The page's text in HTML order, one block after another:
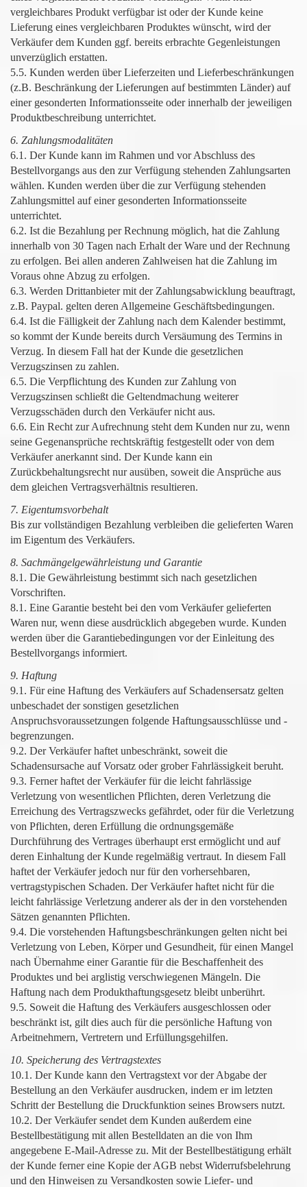
vergleichbares Produkt verfügbar ist oder der Kunde keine
Lieferung eines vergleichbaren Produktes wünscht, wird der
Verkäufer dem Kunden ggf. bereits erbrachte Gegenleistungen
unverzüglich erstatten.
5.5. Kunden werden über Lieferzeiten und Lieferbeschränkungen
(z.B. Beschränkung der Lieferungen auf bestimmten Länder) auf
einer gesonderten Informationsseite oder innerhalb der jeweiligen
Produktbeschreibung unterrichtet.
6. Zahlungsmodalitäten
6.1. Der Kunde kann im Rahmen und vor Abschluss des
Bestellvorgangs aus den zur Verfügung stehenden Zahlungsarten
wählen. Kunden werden über die zur Verfügung stehenden
Zahlungsmittel auf einer gesonderten Informationsseite
unterrichtet.
6.2. Ist die Bezahlung per Rechnung möglich, hat die Zahlung
innerhalb von 30 Tagen nach Erhalt der Ware und der Rechnung
zu erfolgen. Bei allen anderen Zahlweisen hat die Zahlung im
Voraus ohne Abzug zu erfolgen.
6.3. Werden Drittanbieter mit der Zahlungsabwicklung beauftragt,
z.B. Paypal. gelten deren Allgemeine Geschäftsbedingungen.
6.4. Ist die Fälligkeit der Zahlung nach dem Kalender bestimmt,
so kommt der Kunde bereits durch Versäumung des Termins in
Verzug. In diesem Fall hat der Kunde die gesetzlichen
Verzugszinsen zu zahlen.
6.5. Die Verpflichtung des Kunden zur Zahlung von
Verzugszinsen schließt die Geltendmachung weiterer
Verzugsschäden durch den Verkäufer nicht aus.
6.6. Ein Recht zur Aufrechnung steht dem Kunden nur zu, wenn
seine Gegenansprüche rechtskräftig festgestellt oder von dem
Verkäufer anerkannt sind. Der Kunde kann ein
Zurückbehaltungsrecht nur ausüben, soweit die Ansprüche aus
dem gleichen Vertragsverhältnis resultieren.
7. Eigentumsvorbehalt
Bis zur vollständigen Bezahlung verbleiben die gelieferten Waren
im Eigentum des Verkäufers.
8. Sachmängelgewährleistung und Garantie
8.1. Die Gewährleistung bestimmt sich nach gesetzlichen
Vorschriften.
8.1. Eine Garantie besteht bei den vom Verkäufer gelieferten
Waren nur, wenn diese ausdrücklich abgegeben wurde. Kunden
werden über die Garantiebedingungen vor der Einleitung des
Bestellvorgangs informiert.
9. Haftung
9.1. Für eine Haftung des Verkäufers auf Schadensersatz gelten
unbeschadet der sonstigen gesetzlichen
Anspruchsvoraussetzungen folgende Haftungsausschlüsse und -
begrenzungen.
9.2. Der Verkäufer haftet unbeschränkt, soweit die
Schadensursache auf Vorsatz oder grober Fahrlässigkeit beruht.
9.3. Ferner haftet der Verkäufer für die leicht fahrlässige
Verletzung von wesentlichen Pflichten, deren Verletzung die
Erreichung des Vertragszwecks gefährdet, oder für die Verletzung
von Pflichten, deren Erfüllung die ordnungsgemäße
Durchführung des Vertrages überhaupt erst ermöglicht und auf
deren Einhaltung der Kunde regelmäßig vertraut. In diesem Fall
haftet der Verkäufer jedoch nur für den vorhersehbaren,
vertragstypischen Schaden. Der Verkäufer haftet nicht für die
leicht fahrlässige Verletzung anderer als der in den vorstehenden
Sätzen genannten Pflichten.
9.4. Die vorstehenden Haftungsbeschränkungen gelten nicht bei
Verletzung von Leben, Körper und Gesundheit, für einen Mangel
nach Übernahme einer Garantie für die Beschaffenheit des
Produktes und bei arglistig verschwiegenen Mängeln. Die
Haftung nach dem Produkthaftungsgesetz bleibt unberührt.
9.5. Soweit die Haftung des Verkäufers ausgeschlossen oder
beschränkt ist, gilt dies auch für die persönliche Haftung von
Arbeitnehmern, Vertretern und Erfüllungsgehilfen.
10. Speicherung des Vertragstextes
10.1. Der Kunde kann den Vertragstext vor der Abgabe der
Bestellung an den Verkäufer ausdrucken, indem er im letzten
Schritt der Bestellung die Druckfunktion seines Browsers nutzt.
10.2. Der Verkäufer sendet dem Kunden außerdem eine
Bestellbestätigung mit allen Bestelldaten an die von Ihm
angegebene E-Mail-Adresse zu. Mit der Bestellbestätigung erhält
der Kunde ferner eine Kopie der AGB nebst Widerrufsbelehrung
und den Hinweisen zu Versandkosten sowie Liefer- und